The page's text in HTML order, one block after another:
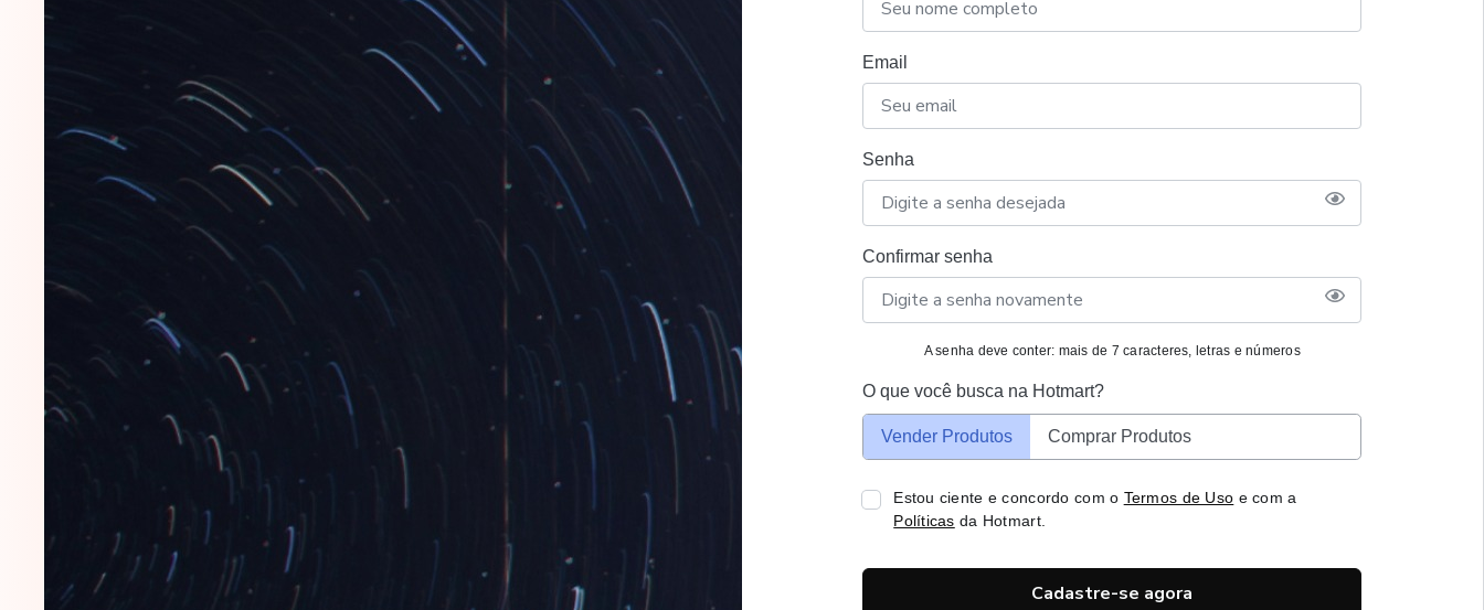
Email
Senha
Confirmar senha
A senha deve conter: mais de 7 caracteres, letras e números
O que você busca na Hotmart?
Vender Produtos Comprar Produtos
Estou ciente e concordo com o Termos de Uso e com a
Políticas da Hotmart.
Cadastre-se agora